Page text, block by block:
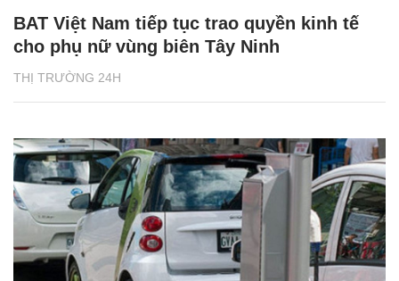
THỊ TRƯỜNG 24H
BAT Việt Nam tiếp tục trao quyền kinh tế
cho phụ nữ vùng biên Tây Ninh